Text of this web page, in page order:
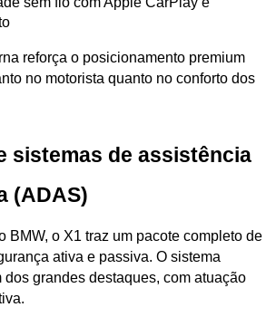
reforça o posicionamento premium
no motorista quanto no conforto dos
sistemas de assistência
(ADAS)
BMW, o X1 traz um pacote completo de
ativa e passiva. O sistema
dos grandes destaques, com atuação